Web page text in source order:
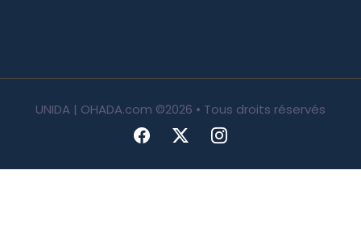
UNIDA | OHADA.com ©2026 • Tous droits réservés